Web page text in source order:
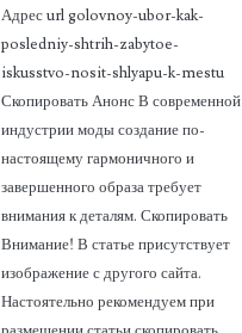
Адрес url golovnoy-ubor-kak-
posledniy-shtrih-zabytoe-
iskusstvo-nosit-shlyapu-k-mestu
Скопировать Анонс В современной
индустрии моды создание по-
настоящему гармоничного и
завершенного образа требует
внимания к деталям. Скопировать
Внимание! В статье присутствует
изображение с другого сайта.
Настоятельно рекомендуем при